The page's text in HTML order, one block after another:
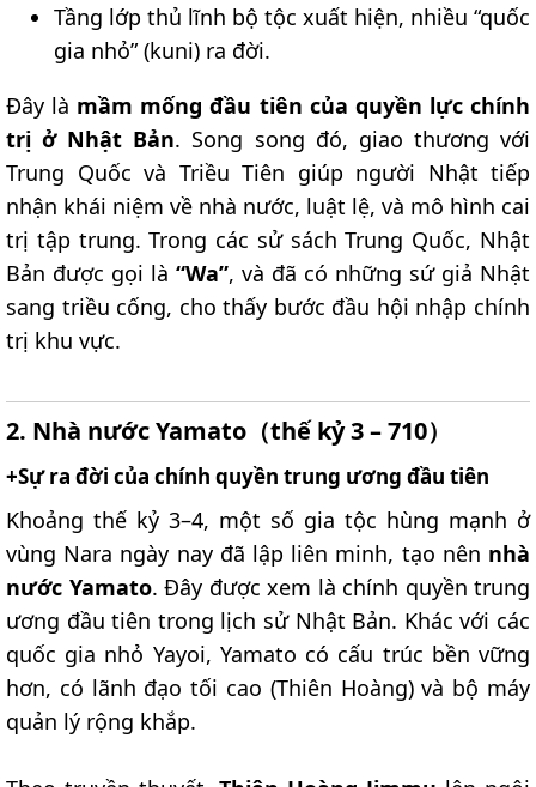
Tầng lớp thủ lĩnh bộ tộc xuất hiện, nhiều “quốc
gia nhỏ” (kuni) ra đời.
Đây là mầm mống đầu tiên của quyền lực chính
trị ở Nhật Bản. Song song đó, giao thương với
Trung Quốc và Triều Tiên giúp người Nhật tiếp
nhận khái niệm về nhà nước, luật lệ, và mô hình cai
trị tập trung. Trong các sử sách Trung Quốc, Nhật
Bản được gọi là “Wa”, và đã có những sứ giả Nhật
sang triều cống, cho thấy bước đầu hội nhập chính
trị khu vực.
2. Nhà nước Yamato（thế kỷ 3 – 710）​
+Sự ra đời của chính quyền trung ương đầu tiên​
Khoảng thế kỷ 3–4, một số gia tộc hùng mạnh ở
vùng Nara ngày nay đã lập liên minh, tạo nên nhà
nước Yamato. Đây được xem là chính quyền trung
ương đầu tiên trong lịch sử Nhật Bản. Khác với các
quốc gia nhỏ Yayoi, Yamato có cấu trúc bền vững
hơn, có lãnh đạo tối cao (Thiên Hoàng) và bộ máy
quản lý rộng khắp.